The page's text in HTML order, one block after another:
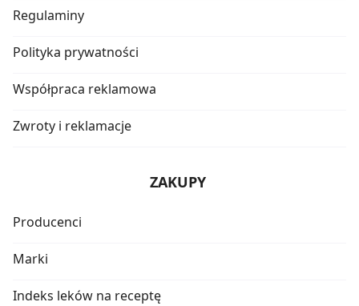
Regulaminy
Polityka prywatności
Współpraca reklamowa
Zwroty i reklamacje
ZAKUPY
Producenci
Marki
Indeks leków na receptę